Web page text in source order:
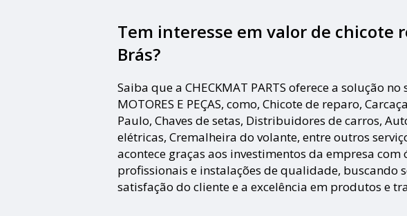
Tem interesse em valor de chicote
Brás?
Saiba que a CHECKMAT PARTS oferece a solução
MOTORES E PEÇAS, como, Chicote de reparo,
Paulo, Chaves de setas, Distribuidores de carros,
elétricas, Cremalheira do volante, entre outros
acontece graças aos investimentos da empresa com
profissionais e instalações de qualidade, buscando
satisfação do cliente e a excelência em produtos e